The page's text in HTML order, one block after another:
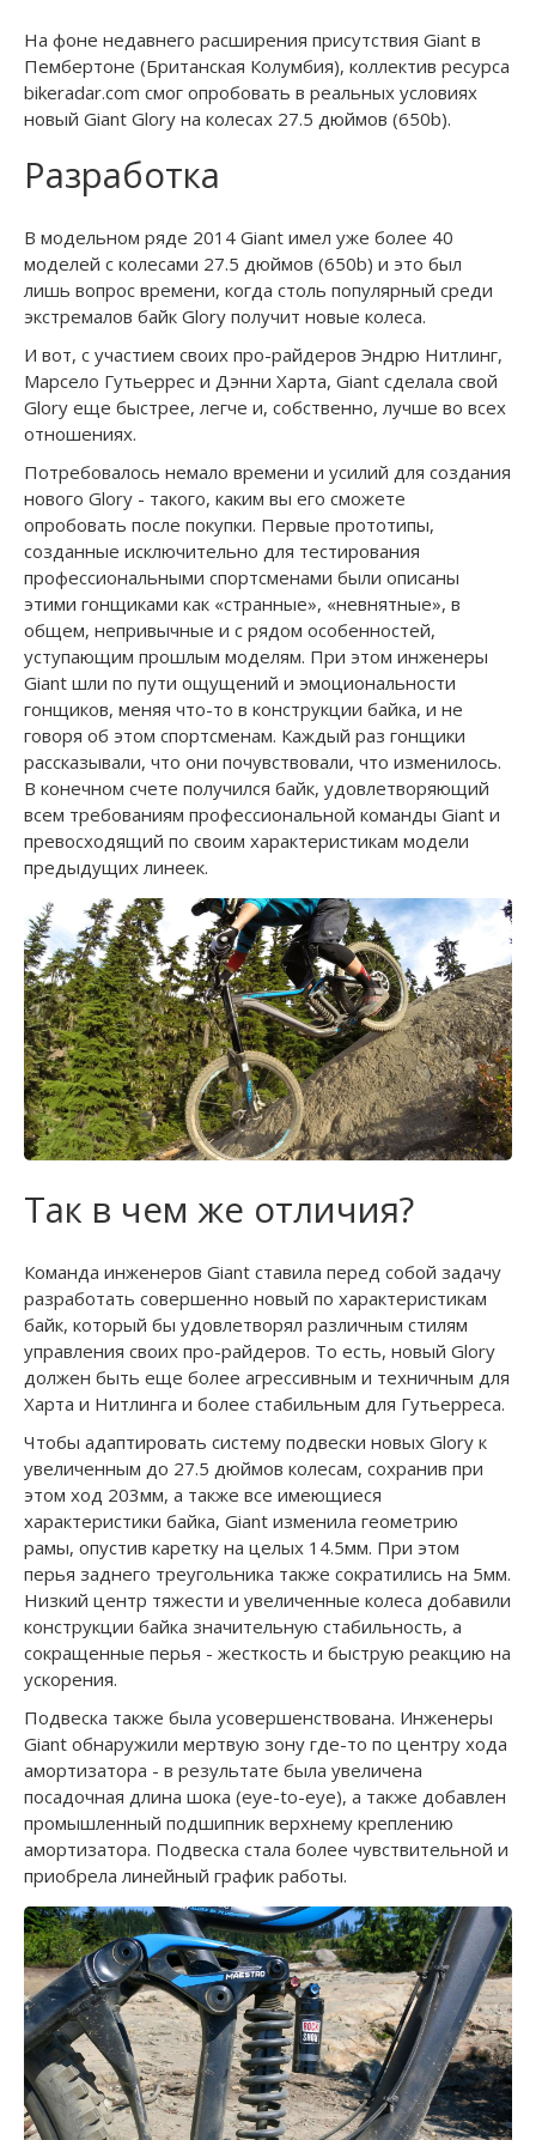
На фоне недавнего расширения присутствия Giant в
Пембертоне (Британская Колумбия), коллектив ресурса
bikeradar.com смог опробовать в реальных условиях
новый Giant Glory на колесах 27.5 дюймов (650b).
Разработка
В модельном ряде 2014 Giant имел уже более 40
моделей с колесами 27.5 дюймов (650b) и это был
лишь вопрос времени, когда столь популярный среди
экстремалов байк Glory получит новые колеса.
И вот, с участием своих про-райдеров Эндрю Нитлинг,
Марсело Гутьеррес и Дэнни Харта, Giant сделала свой
Glory еще быстрее, легче и, собственно, лучше во всех
отношениях.
Потребовалось немало времени и усилий для создания
нового Glory - такого, каким вы его сможете
опробовать после покупки. Первые прототипы,
созданные исключительно для тестирования
профессиональными спортсменами были описаны
этими гонщиками как «странные», «невнятные», в
общем, непривычные и с рядом особенностей,
уступающим прошлым моделям. При этом инженеры
Giant шли по пути ощущений и эмоциональности
гонщиков, меняя что-то в конструкции байка, и не
говоря об этом спортсменам. Каждый раз гонщики
рассказывали, что они почувствовали, что изменилось.
В конечном счете получился байк, удовлетворяющий
всем требованиям профессиональной команды Giant и
превосходящий по своим характеристикам модели
предыдущих линеек.
Так в чем же отличия?
Команда инженеров Giant ставила перед собой задачу
разработать совершенно новый по характеристикам
байк, который бы удовлетворял различным стилям
управления своих про-райдеров. То есть, новый Glory
должен быть еще более агрессивным и техничным для
Харта и Нитлинга и более стабильным для Гутьерреса.
Чтобы адаптировать систему подвески новых Glory к
увеличенным до 27.5 дюймов колесам, сохранив при
этом ход 203мм, а также все имеющиеся
характеристики байка, Giant изменила геометрию
рамы, опустив каретку на целых 14.5мм. При этом
перья заднего треугольника также сократились на 5мм.
Низкий центр тяжести и увеличенные колеса добавили
конструкции байка значительную стабильность, а
сокращенные перья - жесткость и быструю реакцию на
ускорения.
Подвеска также была усовершенствована. Инженеры
Giant обнаружили мертвую зону где-то по центру хода
амортизатора - в результате была увеличена
посадочная длина шока (eye-to-eye), а также добавлен
промышленный подшипник верхнему креплению
амортизатора. Подвеска стала более чувствительной и
приобрела линейный график работы.